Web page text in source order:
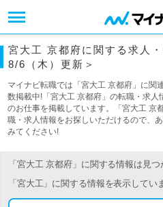
宮大工 京都府に関する求人
8/6（木）更新＞
マイナビ転職では「宮大工 京都府」に関
数掲載中!「宮大工 京都府」の転職・求
のお仕事を掲載しています。「宮大工 京
職・求人情報をお探しいただけるので、
みてください!
「宮大工 京都府」に関する情報は見つ
「宮大工」に関する情報を表示してい